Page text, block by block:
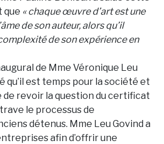
que « chaque œuvre d’art est une
de son auteur, alors qu’il
de son expérience en
de Mme Véronique Leu
qu’il est temps pour la société et
de revoir la question du certificat
le processus de
détenus. Mme Leu Govind a
afin d’offrir une